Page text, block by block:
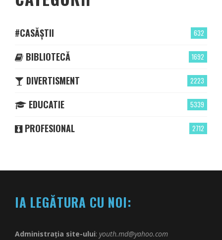
632
#CASĂȘTII
1692
BIBLIOTECĂ
2223
DIVERTISMENT
5339
EDUCATIE
2712
PROFESIONAL
IA LEGĂTURA CU NOI:
Administrația site-ului: youth.md@yahoo.com